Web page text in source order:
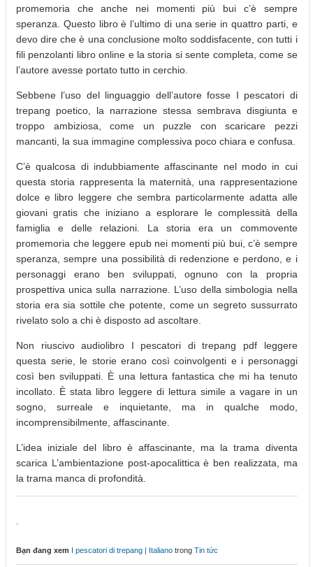
promemoria che anche nei momenti più bui c’è sempre
speranza. Questo libro è l’ultimo di una serie in quattro parti, e
devo dire che è una conclusione molto soddisfacente, con tutti i
fili penzolanti libro online e la storia si sente completa, come se
l’autore avesse portato tutto in cerchio.
Sebbene l’uso del linguaggio dell’autore fosse I pescatori di
trepang poetico, la narrazione stessa sembrava disgiunta e
troppo ambiziosa, come un puzzle con scaricare pezzi
mancanti, la sua immagine complessiva poco chiara e confusa.
C’è qualcosa di indubbiamente affascinante nel modo in cui
questa storia rappresenta la maternità, una rappresentazione
dolce e libro leggere che sembra particolarmente adatta alle
giovani gratis che iniziano a esplorare le complessità della
famiglia e delle relazioni. La storia era un commovente
promemoria che leggere epub nei momenti più bui, c’è sempre
speranza, sempre una possibilità di redenzione e perdono, e i
personaggi erano ben sviluppati, ognuno con la propria
prospettiva unica sulla narrazione. L’uso della simbologia nella
storia era sia sottile che potente, come un segreto sussurrato
rivelato solo a chi è disposto ad ascoltare.
Non riuscivo audiolibro I pescatori di trepang pdf leggere
questa serie, le storie erano così coinvolgenti e i personaggi
così ben sviluppati. È una lettura fantastica che mi ha tenuto
incollato. È stata libro leggere di lettura simile a vagare in un
sogno, surreale e inquietante, ma in qualche modo,
incomprensibilmente, affascinante.
L’idea iniziale del libro è affascinante, ma la trama diventa
scarica L’ambientazione post-apocalittica è ben realizzata, ma
la trama manca di profondità.
Bạn đang xem I pescatori di trepang | Italiano trong Tin tức